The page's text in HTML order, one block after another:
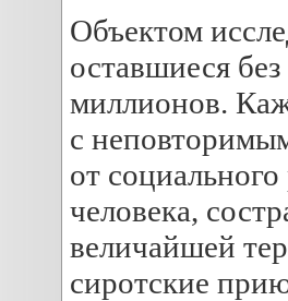
Объектом
оставшиеся
миллионов.
с
от
человека,
величайшей
сиротские